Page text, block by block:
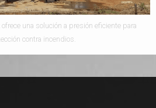
una solución a presión eficiente para
contra incendios.